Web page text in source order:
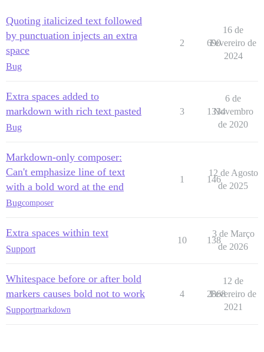
Quoting italicized text followed
by punctuation injects an extra
space
Bug
2 690
16 de
Fevereiro de
2024
Extra spaces added to
markdown with rich text pasted
Bug
3 1334
6 de
Novembro
de 2020
Markdown-only composer:
Can't emphasize line of text
with a bold word at the end
Bugcomposer
1 146
12 de Agosto
de 2025
Extra spaces within text
Support
10 138
3 de Março
de 2026
Whitespace before or after bold
markers causes bold not to work
Supportmarkdown
4 2868
12 de
Fevereiro de
2021